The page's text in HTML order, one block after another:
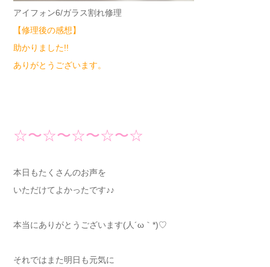
アイフォン6/ガラス割れ修理
【修理後の感想】
助かりました!!
ありがとうございます。
☆〜☆〜☆〜☆〜☆
本日もたくさんのお声を
いただけてよかったです♪♪
本当にありがとうございます(人´ω｀*)♡
それではまた明日も元気に